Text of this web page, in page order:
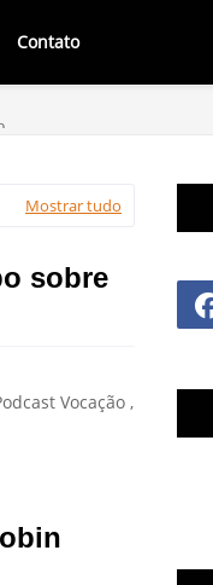
Contato
Mostrar tudo
sobre
Vocação ,